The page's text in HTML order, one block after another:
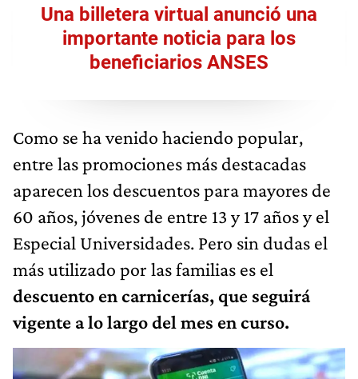
Una billetera virtual anunció una
importante noticia para los
beneficiarios ANSES
Como se ha venido haciendo popular,
entre las promociones más destacadas
aparecen los descuentos para mayores de
60 años, jóvenes de entre 13 y 17 años y el
Especial Universidades. Pero sin dudas el
más utilizado por las familias es el
descuento en carnicerías, que seguirá
vigente a lo largo del mes en curso.